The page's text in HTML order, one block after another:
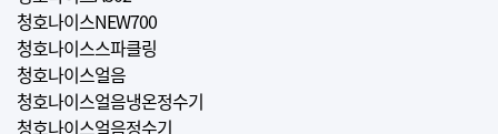
청호나이스NEW700
청호나이스스파클링
청호나이스얼음
청호나이스얼음냉온정수기
청호나이스얼음정수기